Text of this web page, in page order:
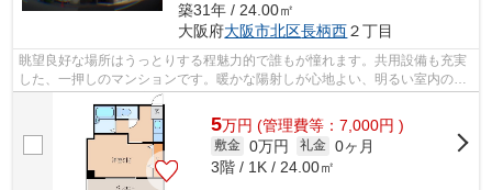
築31年 / 24.00㎡
大阪府大阪市北区長柄西２丁目
眺望良好な場所はうっとりする程魅力的で誰もが憧れます。共用設備も充実
した、一押しのマンションです。暖かな陽射しが心地よい、明るい室内の物
件となっています。譲れない条件とし...
5万円 (管理費等：7,000円 )
敷金 0万円 礼金 0ヶ月
3階 / 1K / 24.00㎡